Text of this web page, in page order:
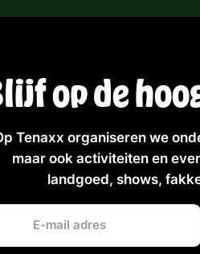
op de
Tenaxx organiseren we
maar ook activiteiten en
landgoed, shows,